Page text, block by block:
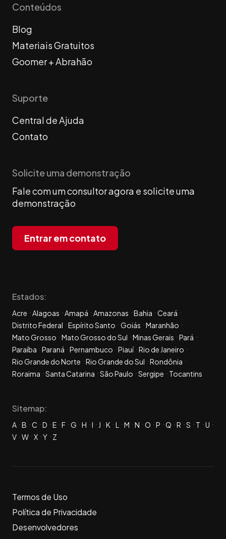
Conteúdos
Blog
Materiais Gratuitos
Goomer + Abrahão
Suporte
Central de Ajuda
Contato
Solicite uma demonstração
Fale com um consultor agora e solicite uma
demonstração
Entrar em contato
Estados:
Acre Alagoas Amapá Amazonas Bahia
Ceará
Distrito Federal
Espírito Santo Goiás
Maranhão
Mato Grosso
Mato Grosso do Sul Minas Gerais
Pará
Paraíba
Paraná Pernambuco Piauí Rio de Janeiro
Rio Grande do Norte
Rio Grande do Sul
Rondônia
Roraima
Santa Catarina São Paulo Sergipe Tocantins
Sitemap:
A B C D E F G H I J K L M N O P Q R S T
U
V W X Y Z
Termos de Uso
Política de Privacidade
Desenvolvedores